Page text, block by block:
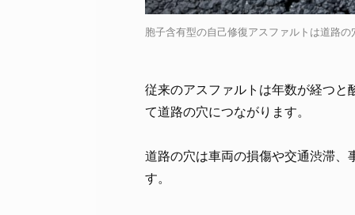
胞子含有型の自己修復アスファルトは道路
従来のアスファルトは年数が経つ
て道路の穴につながります。
道路の穴は車両の損傷や交通渋滞
す。